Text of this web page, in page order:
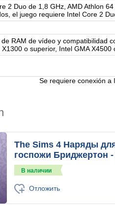
2 Duo de 1,8 GHz, AMD Athlon
el juego requiere Intel Core 2
RAM de vídeo y compatibilidad
o superior, Intel GMA X4500
Se requiere conexión a
The Sims 4 Наряды
госпожи Бриджертон
В наличии
Отложить